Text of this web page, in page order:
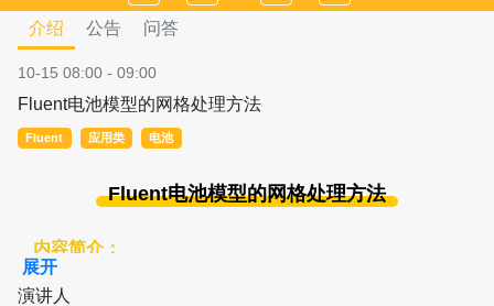
介绍 公告 问答
10-15 08:00 - 09:00
Fluent电池模型的网格处理方法
Fluent 应用类 电池
Fluent电池模型的网格处理方法
内容简介：
电池包热管理与安全仿真中，几何模型通常包含大量零
展开
演讲人